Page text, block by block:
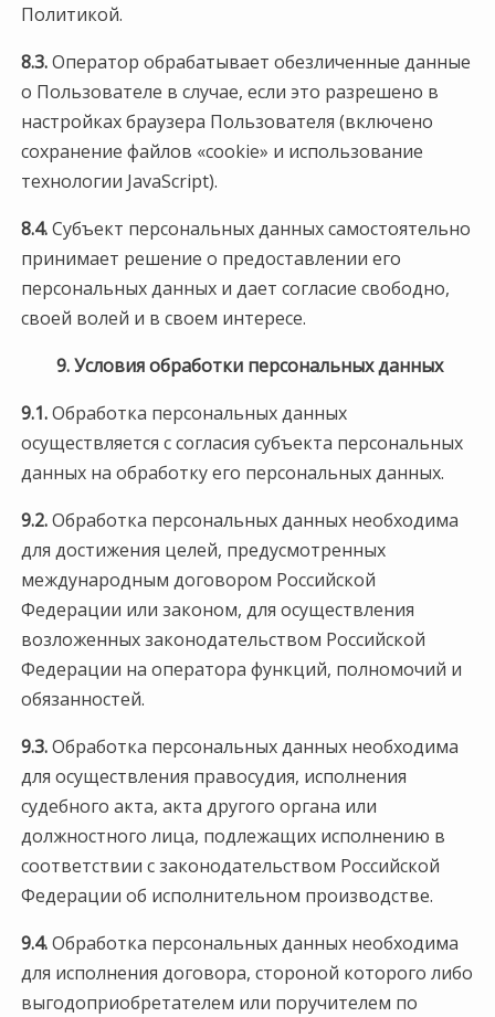
Политикой.
8.3.Оператор обрабатывает обезличенные данные
о Пользователе в случае, если это разрешено в
настройках браузера Пользователя (включено
сохранение файлов «cookie» и использование
технологии JavaScript).
8.4.Субъект персональных данных самостоятельно
принимает решение о предоставлении его
персональных данных и дает согласие свободно,
своей волей и в своем интересе.
9. Условия обработки персональных данных
9.1.Обработка персональных данных
осуществляется с согласия субъекта персональных
данных на обработку его персональных данных.
9.2.Обработка персональных данных необходима
для достижения целей, предусмотренных
международным договором Российской
Федерации или законом, для осуществления
возложенных законодательством Российской
Федерации на оператора функций, полномочий и
обязанностей.
9.3.Обработка персональных данных необходима
для осуществления правосудия, исполнения
судебного акта, акта другого органа или
должностного лица, подлежащих исполнению в
соответствии с законодательством Российской
Федерации об исполнительном производстве.
9.4.Обработка персональных данных необходима
для исполнения договора, стороной которого либо
выгодоприобретателем или поручителем по